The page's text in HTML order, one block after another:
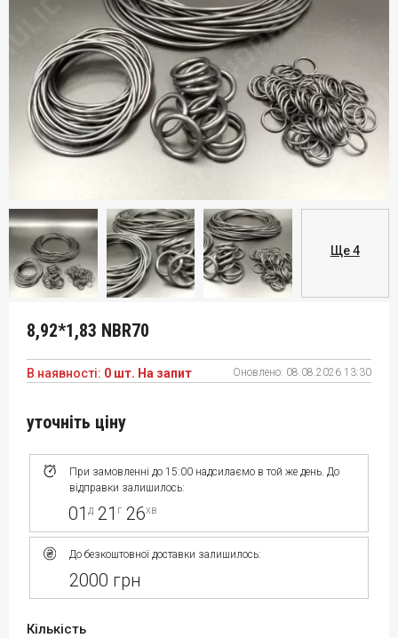
Ще 4
8,92*1,83 NBR70
В наявності: 0 шт. На запит Оновлено: 08.08.2026 13:30
При замовленні до 15:00 надсилаємо в той же день. До
відправки залишилось:
01д 21 г 26хв
До безкоштовної доставки залишилось:
2000 грн
уточніть ціну
Кількість